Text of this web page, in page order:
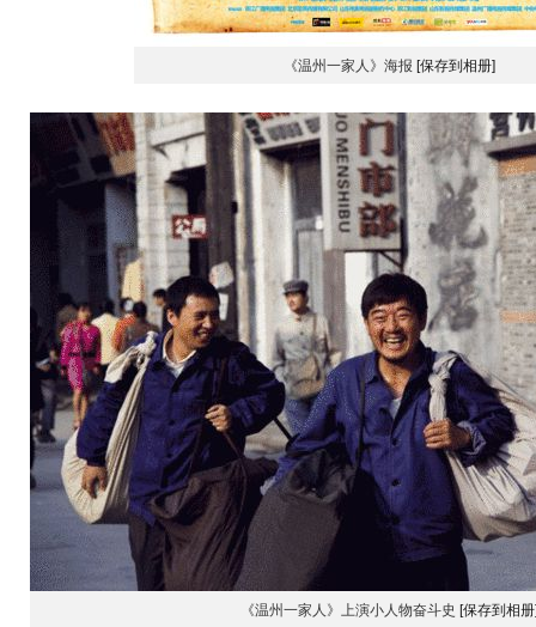
《温州一家人》海报 [保存到相册]
《温州一家人》上演小人物奋斗史 [保存到相